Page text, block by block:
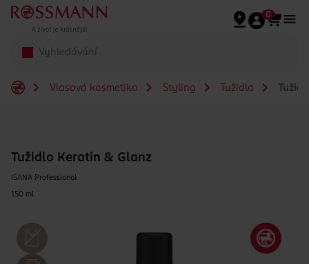
Přeskočit na hlavmní obsah
0
Vlasová kosmetika Styling Tužidla
Tužidlo Keratin & Glanz
ISANA Professional
150 ml